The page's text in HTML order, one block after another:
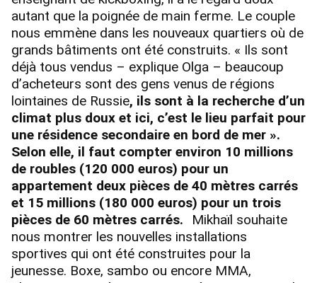
autant que la poignée de main ferme. Le couple
nous emmène dans les nouveaux quartiers où de
grands bâtiments ont été construits. « Ils sont
déjà tous vendus – explique Olga – beaucoup
d’acheteurs sont des gens venus de régions
lointaines de Russie, ils sont à la recherche d’un
climat plus doux et ici, c’est le lieu parfait pour
une résidence secondaire en bord de mer ».
Selon elle, il faut compter environ 10 millions
de roubles (120 000 euros) pour un
appartement deux pièces de 40 mètres carrés
et 15 millions (180 000 euros) pour un trois
pièces de 60 mètres carrés. Mikhaïl souhaite
nous montrer les nouvelles installations
sportives qui ont été construites pour la
jeunesse. Boxe, sambo ou encore MMA,